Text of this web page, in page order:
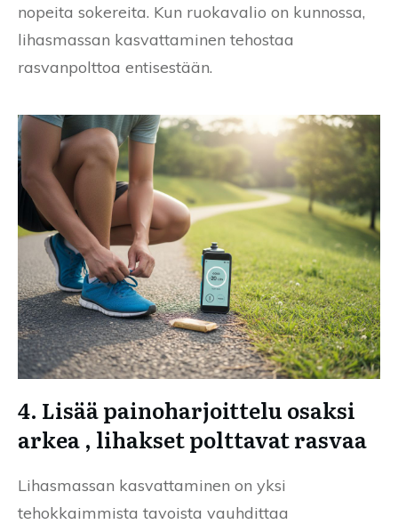
nopeita sokereita. Kun ruokavalio on kunnossa,
lihasmassan kasvattaminen tehostaa
rasvanpolttoa entisestään.
4. Lisää painoharjoittelu osaksi
arkea , lihakset polttavat rasvaa
Lihasmassan kasvattaminen on yksi
tehokkaimmista tavoista vauhdittaa